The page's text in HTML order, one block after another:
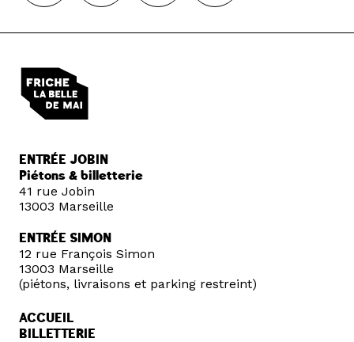
ENTRÉE JOBIN
Piétons & billetterie
41 rue Jobin
13003 Marseille
ENTRÉE SIMON
12 rue François Simon
13003 Marseille
(piétons, livraisons et parking restreint)
ACCUEIL
BILLETTERIE